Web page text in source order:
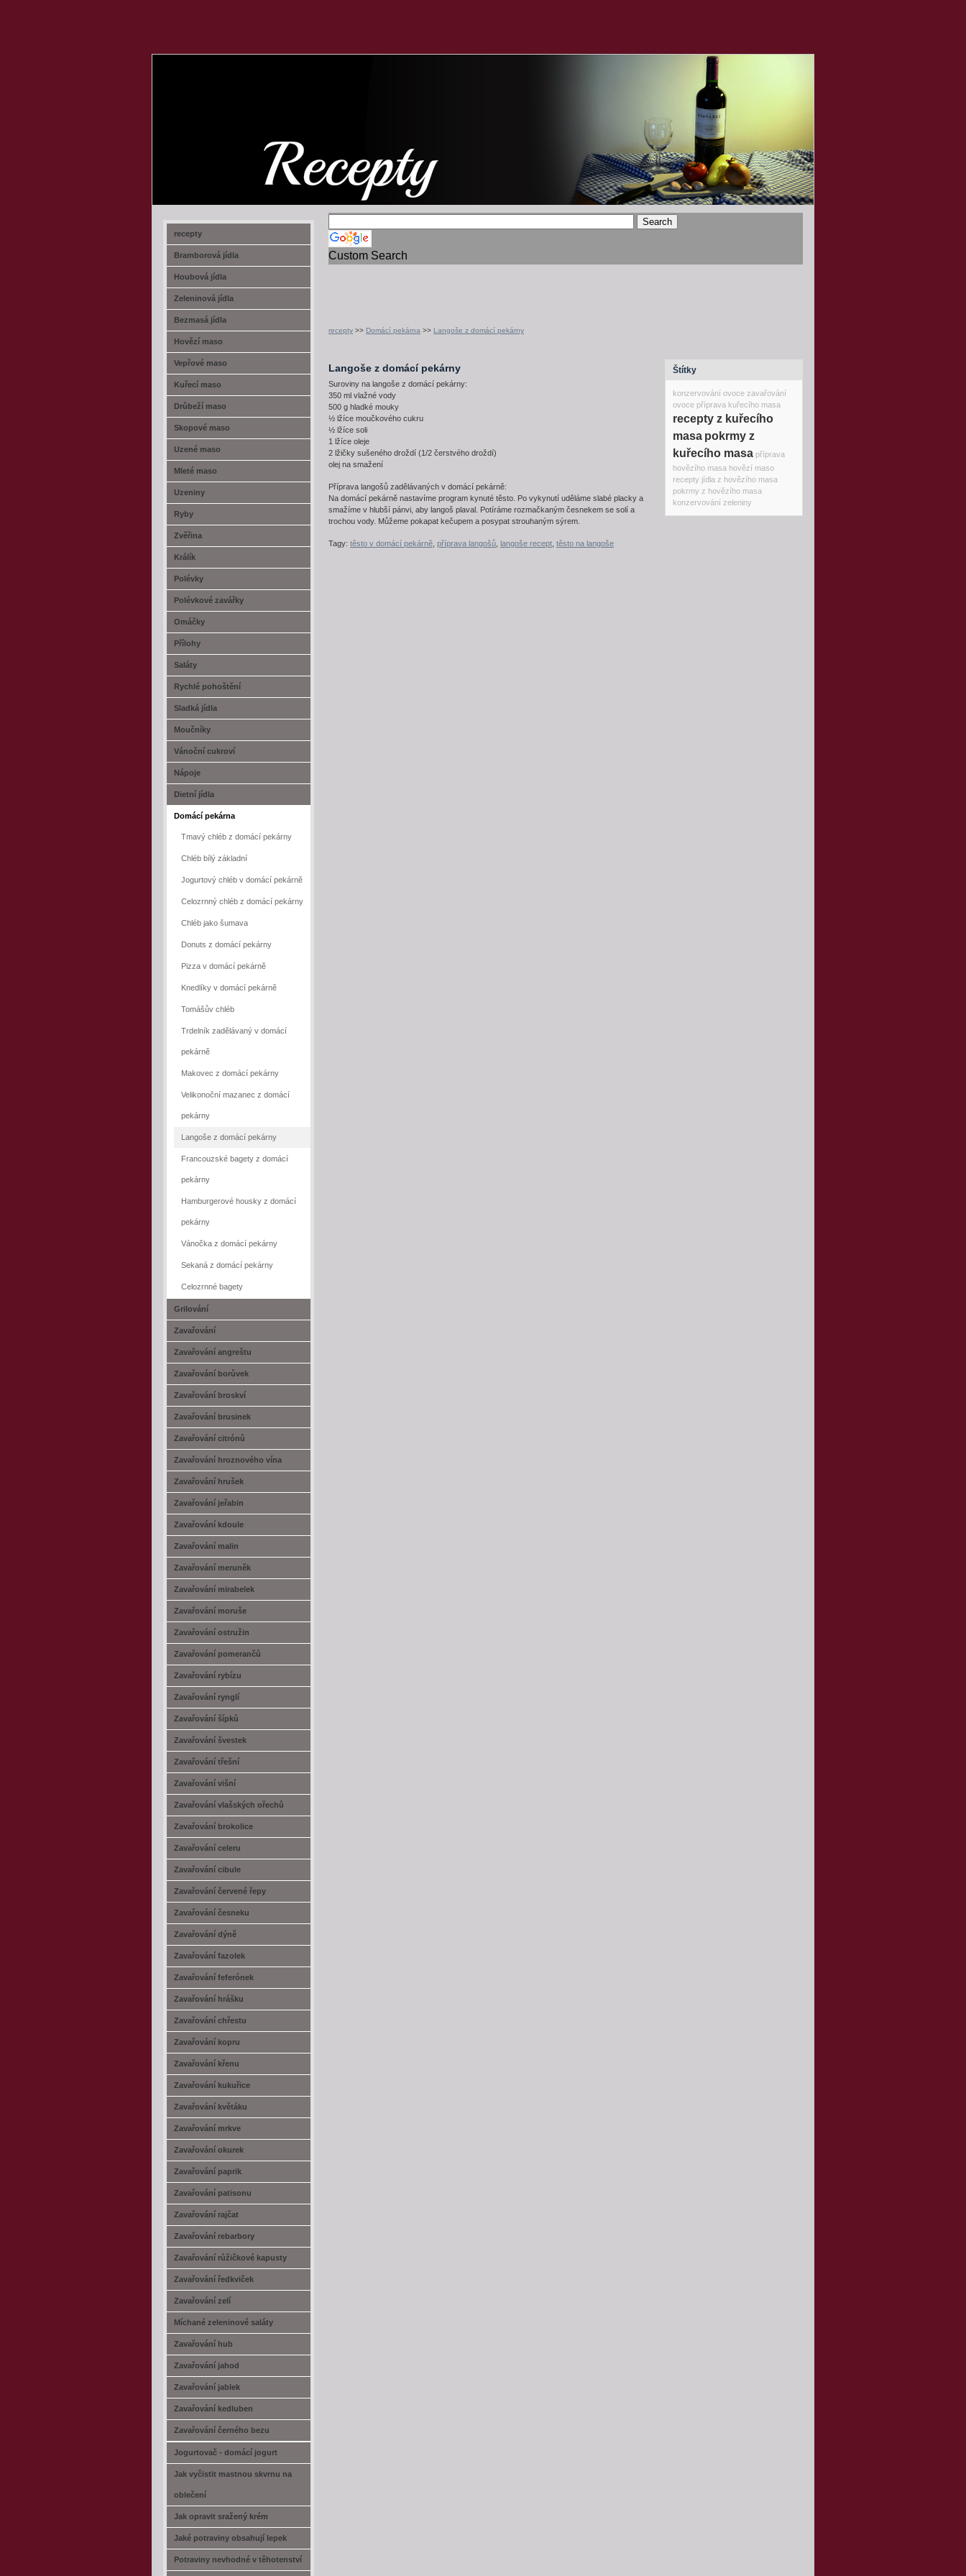
Custom Search
recepty >> Domácí pekárna >> Langoše z domácí pekárny
Langoše z domácí pekárny
Suroviny na langoše z domácí pekárny:
350 ml vlažné vody
500 g hladké mouky
½ lžíce moučkového cukru
½ lžíce soli
1 lžíce oleje
2 lžičky sušeného droždí (1/2 čerstvého droždí)
olej na smažení
Příprava langošů zadělávaných v domácí pekárně:
Na domácí pekárně nastavíme program kynuté těsto. Po vykynutí uděláme slabé placky a
smažíme v hlubší pánvi, aby langoš plaval. Potíráme rozmačkaným česnekem se solí a
trochou vody. Můžeme pokapat kečupem a posypat strouhaným sýrem.
Tagy: těsto v domácí pekárně příprava langošů langoše recept těsto na langoše
Štítky
konzervování ovoce zavařování
ovoce příprava kuřecího masa
recepty z kuřecího
masa pokrmy z
kuřecího masa příprava
hovězího masa hovězí maso
recepty jídla z hovězího masa
pokrmy z hovězího masa
konzervování zeleniny
recepty
Bramborová jídla
Houbová jídla
Zeleninová jídla
Bezmasá jídla
Hovězí maso
Vepřové maso
Kuřecí maso
Drůbeží maso
Skopové maso
Uzené maso
Mleté maso
Uzeniny
Ryby
Zvěřina
Králík
Polévky
Polévkové zavářky
Omáčky
Přílohy
Saláty
Rychlé pohoštění
Sladká jídla
Moučníky
Vánoční cukroví
Nápoje
Dietní jídla
Domácí pekárna
Tmavý chléb z domácí pekárny
Chléb bílý základní
Jogurtový chléb v domácí pekárně
Celozrnný chléb z domácí pekárny
Chléb jako šumava
Donuts z domácí pekárny
Pizza v domácí pekárně
Knedlíky v domácí pekárně
Tomášův chléb
Trdelník zadělávaný v domácí
pekárně
Makovec z domácí pekárny
Velikonoční mazanec z domácí
pekárny
Langoše z domácí pekárny
Francouzské bagety z domácí
pekárny
Hamburgerové housky z domácí
pekárny
Vánočka z domácí pekárny
Sekaná z domácí pekárny
Celozrnné bagety
Grilování
Zavařování
Zavařování angreštu
Zavařování borůvek
Zavařování broskví
Zavařování brusinek
Zavařování citrónů
Zavařování hroznového vína
Zavařování hrušek
Zavařování jeřabin
Zavařování kdoule
Zavařování malin
Zavařování meruněk
Zavařování mirabelek
Zavařování moruše
Zavařování ostružin
Zavařování pomerančů
Zavařování rybízu
Zavařování rynglí
Zavařování šípků
Zavařování švestek
Zavařování třešní
Zavařování višní
Zavařování vlašských ořechů
Zavařování brokolice
Zavařování celeru
Zavařování cibule
Zavařování červené řepy
Zavařování česneku
Zavařování dýně
Zavařování fazolek
Zavařování feferónek
Zavařování hrášku
Zavařování chřestu
Zavařování kopru
Zavařování křenu
Zavařování kukuřice
Zavařování květáku
Zavařování mrkve
Zavařování okurek
Zavařování paprik
Zavařování patisonu
Zavařování rajčat
Zavařování rebarbory
Zavařování růžičkové kapusty
Zavařování ředkviček
Zavařování zelí
Míchané zeleninové saláty
Zavařování hub
Zavařování jahod
Zavařování jablek
Zavařování kedluben
Zavařování černého bezu
Jogurtovač - domácí jogurt
Jak vyčistit mastnou skvrnu na
oblečení
Jak opravit sražený krém
Jaké potraviny obsahují lepek
Potraviny nevhodné v těhotenství